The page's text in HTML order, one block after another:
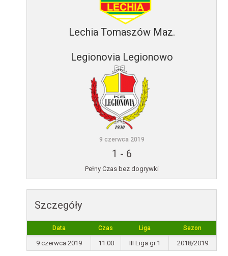
Lechia Tomaszów Maz.
Legionovia Legionowo
9 czerwca 2019
1 - 6
Pełny Czas bez dogrywki
Szczegóły
Data Czas Liga Sezon
9 czerwca 2019 11:00 III Liga gr.1 2018/2019